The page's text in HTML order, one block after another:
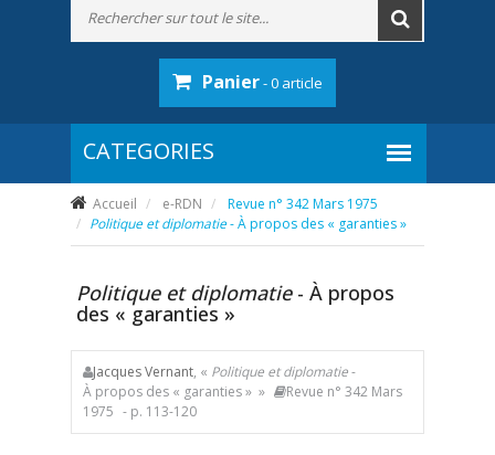
Panier- 0 article
Accueil e-RDN
Revue n° 342 Mars 1975
Politique et diplomatie- À propos des « garanties »
Politique et diplomatie- À propos
des « garanties »
Jacques Vernant, « Politique et diplomatie-
À propos des « garanties » »
Revue n° 342 Mars
1975 - p. 113-120